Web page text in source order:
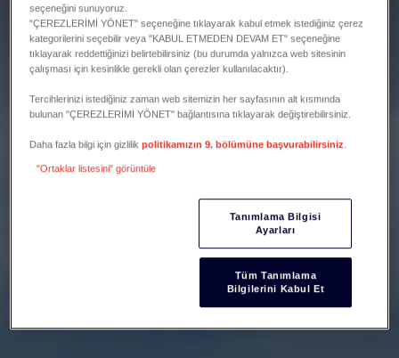
seçeneğini sunuyoruz.
"ÇEREZLERİMİ YÖNET" seçeneğine tıklayarak kabul etmek istediğiniz çerez
kategorilerini seçebilir veya "KABUL ETMEDEN DEVAM ET" seçeneğine
tıklayarak reddettiğinizi belirtebilirsiniz (bu durumda yalnızca web sitesinin
çalışması için kesinlikle gerekli olan çerezler kullanılacaktır).
Tercihlerinizi istediğiniz zaman web sitemizin her sayfasının alt kısmında
bulunan "ÇEREZLERİMİ YÖNET" bağlantısına tıklayarak değiştirebilirsiniz.
Daha fazla bilgi için gizlilikpolitikamızın 9. bölümüne başvurabilirsiniz
"Ortaklar listesini" görüntüle
Tanımlama Bilgisi
Ayarları
Tüm Tanımlama
Bilgilerini Kabul Et